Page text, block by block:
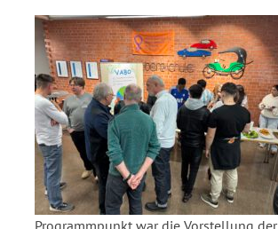
Programmpunkt war die Vorstellung der